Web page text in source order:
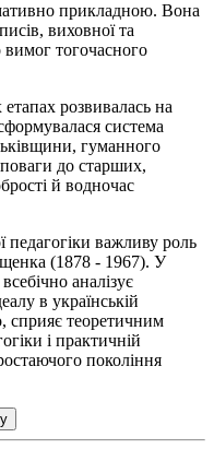
прикладною. Вона
виховної та
вимог тогочасного
розвивалась на
система
гуманного
до старших,
й водночас
педагогіки важливу роль
(1878 - 1967). У
аналізує
в українській
сприяє теоретичним
і практичній
покоління